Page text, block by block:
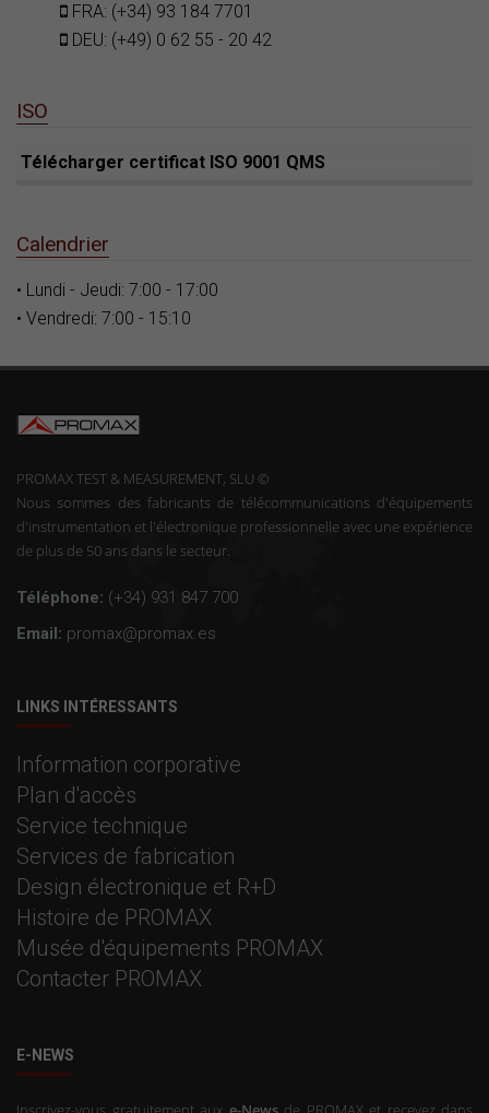
FRA: (+34) 93 184 7701
DEU: (+49) 0 62 55 - 20 42
ISO
Télécharger certificat ISO 9001 QMS
Calendrier
• Lundi - Jeudi: 7:00 - 17:00
• Vendredi: 7:00 - 15:10
PROMAX TEST & MEASUREMENT, SLU ©
Nous sommes des fabricants de télécommunications d'équipements
d'instrumentation et l'électronique professionnelle avec une expérience
de plus de 50 ans dans le secteur.
Téléphone: (+34) 931 847 700
Email: promax@promax.es
LINKS INTÉRESSANTS
Information corporative
Plan d'accès
Service technique
Services de fabrication
Design électronique et R+D
Histoire de PROMAX
Musée d'équipements PROMAX
Contacter PROMAX
E-NEWS